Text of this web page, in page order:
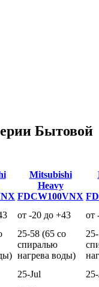
Бытовой
Mitsubishi
Heavy
FDCW100VNX
от -20 до +43 от
25-58 (65 со
спиралью
нагрева воды)
25-Jul